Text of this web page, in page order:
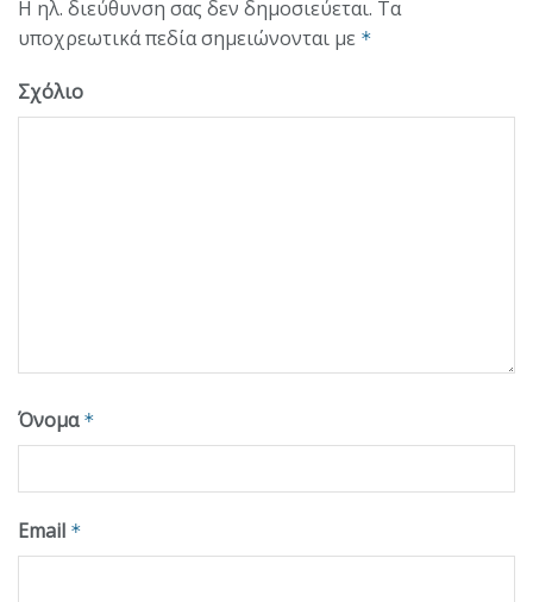
Η ηλ. διεύθυνση σας δεν δημοσιεύεται. Τα
υποχρεωτικά πεδία σημειώνονται με *
Σχόλιο
Όνομα *
Email *